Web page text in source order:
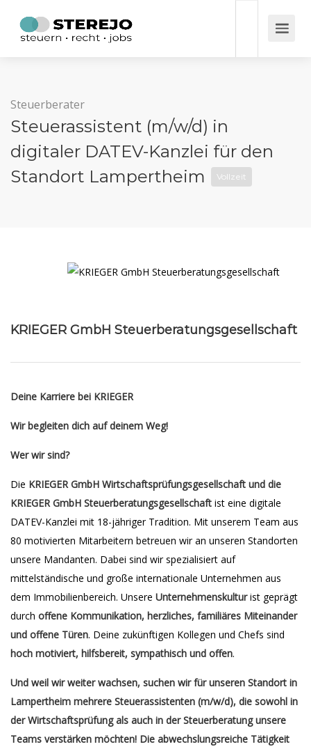
Steuerberater
Steuerassistent (m/w/d) in
digitaler DATEV-Kanzlei für den
Standort Lampertheim
Vollzeit
KRIEGER GmbH Steuerberatungsgesellschaft
Deine Karriere bei KRIEGER
Wir begleiten dich auf deinem Weg!
Wer wir sind?
Die KRIEGER GmbH Wirtschaftsprüfungsgesellschaft und die
KRIEGER GmbH Steuerberatungsgesellschaft ist eine digitale
DATEV-Kanzlei mit 18-jähriger Tradition. Mit unserem Team aus
80 motivierten Mitarbeitern betreuen wir an unseren Standorten
unsere Mandanten. Dabei sind wir spezialisiert auf
mittelständische und große internationale Unternehmen aus
dem Immobilienbereich. Unsere Unternehmenskulturist geprägt
durch offene Kommunikation, herzliches, familiäres Miteinander
und offene Türen. Deine zukünftigen Kollegen und Chefs sind
hoch motiviert, hilfsbereit, sympathisch und offen.
Und weil wir weiter wachsen, suchen wir für unseren Standort in
Lampertheim mehrere Steuerassistenten (m/w/d), die sowohl in
der Wirtschaftsprüfung als auch in der Steuerberatung unsere
Teams verstärken möchten! Die abwechslungsreiche Tätigkeit